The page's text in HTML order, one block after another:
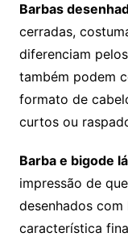
Barbas
cerradas,
diferenciam
também podem
formato de
curtos ou
Barba e bigode
impressão de
desenhados com
característica